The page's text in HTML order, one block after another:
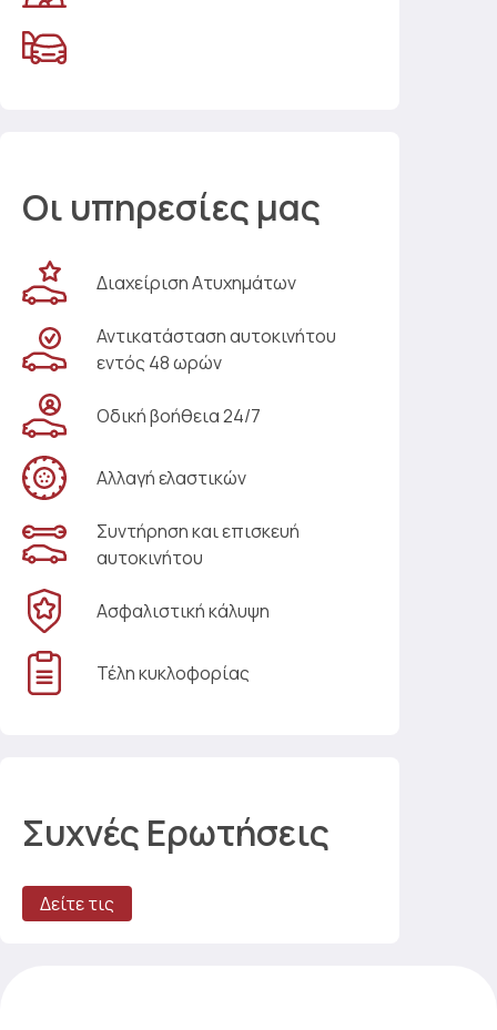
Οι υπηρεσίες μας
Διαχείριση Ατυχημάτων
Αντικατάσταση αυτοκινήτου
εντός 48 ωρών
Οδική βοήθεια 24/7
Αλλαγή ελαστικών
Συντήρηση και επισκευή
αυτοκινήτου
Ασφαλιστική κάλυψη
Τέλη κυκλοφορίας
Συχνές Ερωτήσεις
Δείτε τις